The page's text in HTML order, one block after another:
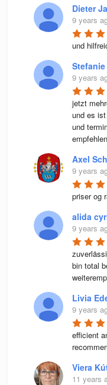
Dieter
9 years
und
Stefanie
9 years
jetzt
und es
und
Axel
9 years
priser og
alida
9 years
bin total
Livia
9 years
efficient
Viera
11 years